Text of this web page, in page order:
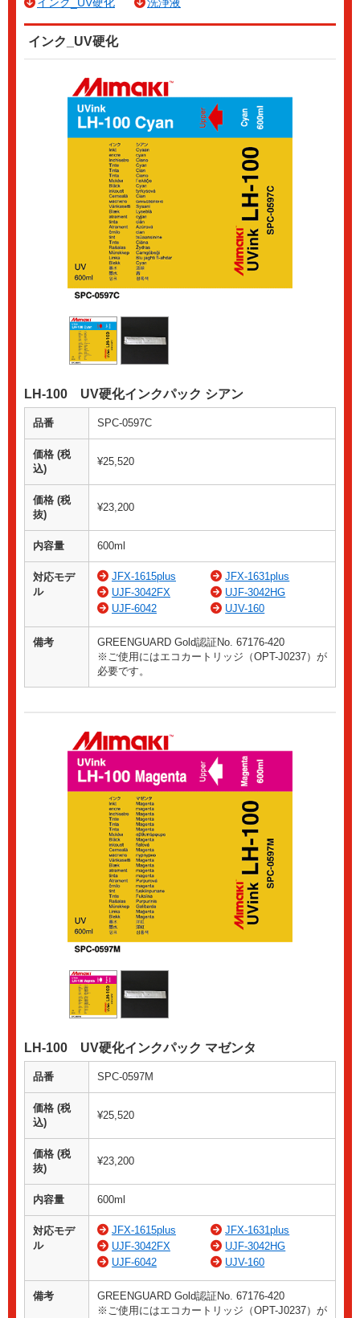
インク_UV硬化 洗浄液
インク_UV硬化
LH-100 UV硬化インクパック シアン
品番 SPC-0597C
価格 (税
込)
¥25,520
価格 (税
抜)
¥23,200
内容量 600ml
対応モデ
ル
JFX-1615plus
JFX-1631plus
UJF-3042FX
UJF-3042HG
UJF-6042
UJV-160
備考
GREENGUARD Gold認証No. 67176-420
※ご使用にはエコカートリッジ（OPT-J0237）が
必要です。
LH-100 UV硬化インクパック マゼンタ
品番 SPC-0597M
価格 (税
込)
¥25,520
価格 (税
抜)
¥23,200
内容量 600ml
対応モデ
ル
JFX-1615plus
JFX-1631plus
UJF-3042FX
UJF-3042HG
UJF-6042
UJV-160
備考
GREENGUARD Gold認証No. 67176-420
※ご使用にはエコカートリッジ（OPT-J0237）が